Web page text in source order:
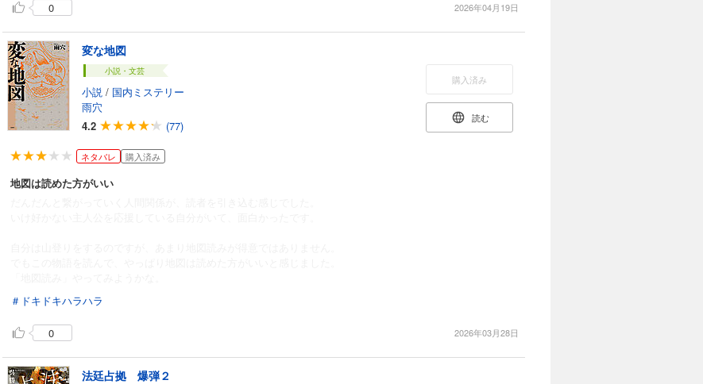
0 2026年04月19日
変な地図
小説・文芸
小説 / 国内ミステリー
雨穴
4.2
(77)
購入済み
読む
ネタバレ 購入済み
地図は読めた方がいい
＃ドキドキハラハラ
0 2026年03月28日
法廷占拠 爆弾２